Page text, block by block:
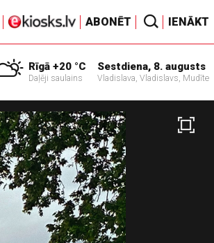
ABONĒT IENĀKT
Rīgā +20 °C
Daļēji saulains
Sestdiena, 8. augusts
Vladislava, Vladislavs, Mudīte